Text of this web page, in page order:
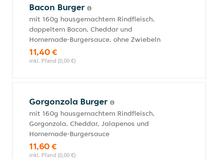
Bacon Burger
mit 160g hausgemachtem Rindfleisch,
doppeltem Bacon, Cheddar und
Homemade-Burgersauce, ohne Zwiebeln
11,40 €
inkl. Pfand (0,00 €)
Gorgonzola Burger
mit 160g hausgemachtem Rindfleisch,
Gorgonzola, Cheddar, Jalapenos und
Homemade-Burgersauce
11,60 €
inkl. Pfand (0,00 €)